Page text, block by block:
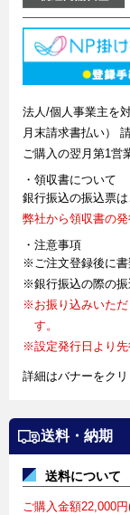
法人/個人事業主を
月末請求書払い）
ご購入の翌月第1営
・領収書について
銀行振込の振込票
弊社から領収書の発
・注意事項
※ご注文登録後に書
※銀行振込の際の振
※お振り込みいただ
す。
※設定発行日より先
詳細はバナーをクリ
送料・納期
送料について
ご購入金額22,000